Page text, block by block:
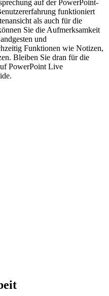
auf der PowerPoint-
funktioniert
als auch für die
Sie die Aufmerksamkeit
und
Funktionen wie Notizen,
Bleiben Sie dran für die
PowerPoint Live